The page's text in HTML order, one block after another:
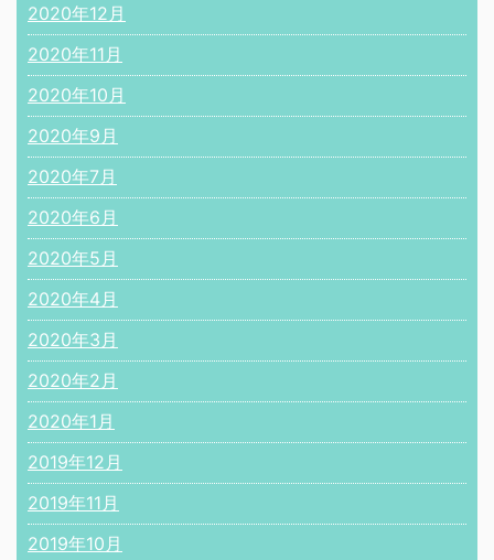
2020年12月
2020年11月
2020年10月
2020年9月
2020年7月
2020年6月
2020年5月
2020年4月
2020年3月
2020年2月
2020年1月
2019年12月
2019年11月
2019年10月